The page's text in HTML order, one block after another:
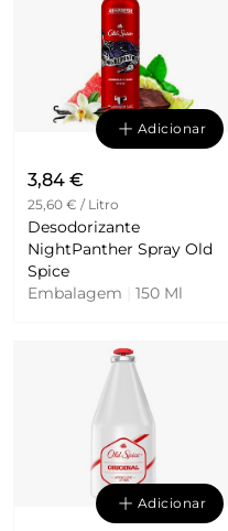
Adicionar
3,84 €
25,60 € / Litro
Desodorizante
NightPanther Spray Old
Spice
Embalagem
150 Ml
Adicionar